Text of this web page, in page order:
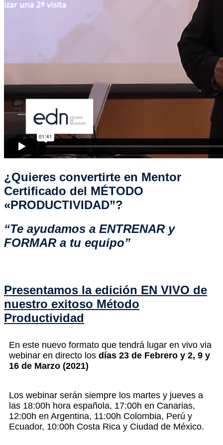
¿Quieres convertirte en Mentor
Certificado del MÉTODO
«PRODUCTIVIDAD”?
“Te ayudamos a ENTRENAR y
FORMAR a tu equipo”
Presentamos la edición EN VIVO de
nuestro exitoso Método
Productividad
En este nuevo formato que tendrá lugar en vivo via
webinar en directo los días 23 de Febrero y 2, 9 y
16 de Marzo (2021)
Los webinar serán siempre los martes y jueves a
las 18:00h hora española, 17:00h en Canarias,
12:00h en Argentina, 11:00h Colombia, Perú y
Ecuador, 10:00h Costa Rica y Ciudad de México.